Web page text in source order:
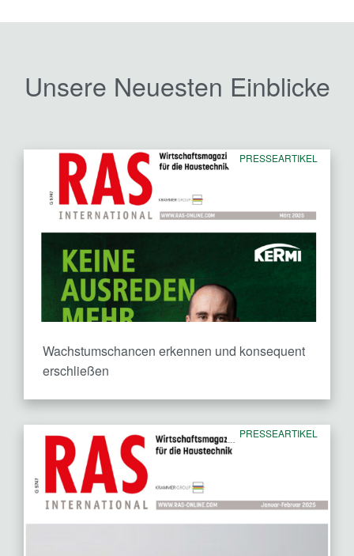
Unsere Neuesten Einblicke
PRESSEARTIKEL
Wachstumschancen erkennen und konsequent
erschließen
PRESSEARTIKEL